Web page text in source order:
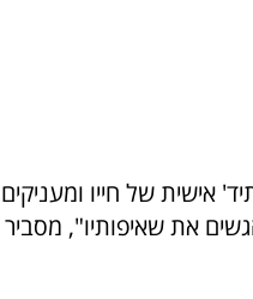
אישית של חייו
את שאיפותיו", מסביר